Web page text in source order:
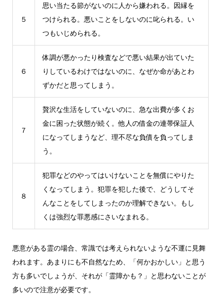
５
思い当たる節がないのに人から嫌われる。因縁を
つけられる。悪いことをしないのに叱られる。い
つもいじめられる。
６
体調が悪かったり検査などで悪い結果が出ていた
りしているわけではないのに、なぜか命があとわ
ずかだと思ってしまう。
７
贅沢な生活をしていないのに、急な出費が多くお
金に困った状態が続く。他人の借金の連帯保証人
になってしまうなど、理不尽な負債を負ってしま
う。
８
犯罪などのやってはいけないことを無償にやりた
くなってしまう。犯罪を犯した後で、どうしてそ
んなことをしてしまったのか理解できない。もし
くは強烈な罪悪感にさいなまれる。
悪意がある霊の場合、常識では考えられないような不運に見舞
われます。あまりにも不自然なため、「何かおかしい」と思う
方も多いでしょうが、それが「霊障かも？」と思わないことが
多いので注意が必要です。